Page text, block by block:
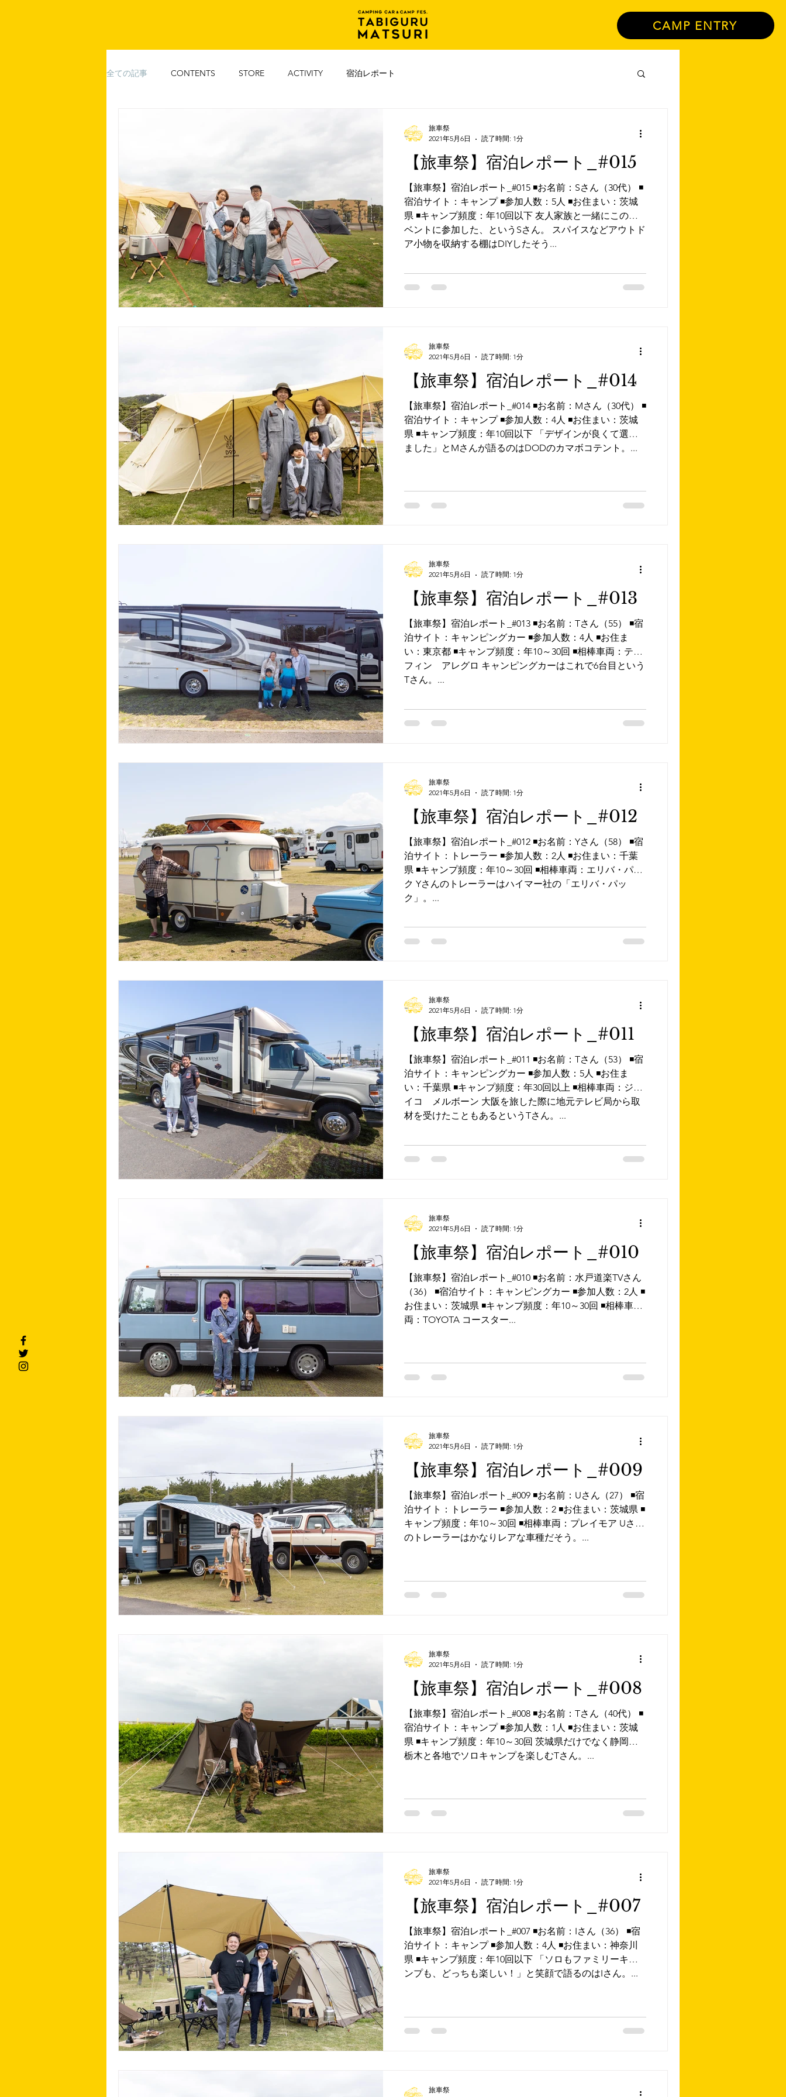
CAMP ENTRY
全ての記事 CONTENTS STORE ACTIVITY 宿泊レポート
【旅車祭】宿泊レポート_#015
【旅車祭】宿泊レポート_#015 ◾️お名前：Sさん（30代） ◾️
宿泊サイト：キャンプ ◾️参加人数：5人 ◾️お住まい：茨城
県 ◾️キャンプ頻度：年10回以下 友人家族と一緒にこのイ
ベントに参加した、というSさん。 スパイスなどアウトド
ア小物を収納する棚はDIYしたそう...
旅車祭
2021年5月6日
読了時間: 1分
【旅車祭】宿泊レポート_#014
【旅車祭】宿泊レポート_#014 ◾️お名前：Mさん（30代） ◾️
宿泊サイト：キャンプ ◾️参加人数：4人 ◾️お住まい：茨城
県 ◾️キャンプ頻度：年10回以下 「デザインが良くて選び
ました」とMさんが語るのはDODのカマボコテント。...
旅車祭
2021年5月6日
読了時間: 1分
【旅車祭】宿泊レポート_#013
【旅車祭】宿泊レポート_#013 ◾️お名前：Tさん（55） ◾️宿
泊サイト：キャンピングカー ◾️参加人数：4人 ◾️お住ま
い：東京都 ◾️キャンプ頻度：年10～30回 ◾️相棒車両：ティ
フィン アレグロ キャンピングカーはこれで6台目という
Tさん。...
旅車祭
2021年5月6日
読了時間: 1分
【旅車祭】宿泊レポート_#012
【旅車祭】宿泊レポート_#012 ◾️お名前：Yさん（58） ◾️宿
泊サイト：トレーラー ◾️参加人数：2人 ◾️お住まい：千葉
県 ◾️キャンプ頻度：年10～30回 ◾️相棒車両：エリバ・パッ
ク Yさんのトレーラーはハイマー社の「エリバ・パッ
ク」。...
旅車祭
2021年5月6日
読了時間: 1分
【旅車祭】宿泊レポート_#011
【旅車祭】宿泊レポート_#011 ◾️お名前：Tさん（53） ◾️宿
泊サイト：キャンピングカー ◾️参加人数：5人 ◾️お住ま
い：千葉県 ◾️キャンプ頻度：年30回以上 ◾️相棒車両：ジェ
イコ メルボーン 大阪を旅した際に地元テレビ局から取
材を受けたこともあるというTさん。...
旅車祭
2021年5月6日
読了時間: 1分
【旅車祭】宿泊レポート_#010
【旅車祭】宿泊レポート_#010 ◾️お名前：水戸道楽TVさん
（36） ◾️宿泊サイト：キャンピングカー ◾️参加人数：2人 ◾️
お住まい：茨城県 ◾️キャンプ頻度：年10～30回 ◾️相棒車
両：TOYOTA コースター...
旅車祭
2021年5月6日
読了時間: 1分
【旅車祭】宿泊レポート_#009
【旅車祭】宿泊レポート_#009 ◾️お名前：Uさん（27） ◾️宿
泊サイト：トレーラー ◾️参加人数：2 ◾️お住まい：茨城県 ◾️
キャンプ頻度：年10～30回 ◾️相棒車両：プレイモア Uさん
のトレーラーはかなりレアな車種だそう。...
旅車祭
2021年5月6日
読了時間: 1分
【旅車祭】宿泊レポート_#008
【旅車祭】宿泊レポート_#008 ◾️お名前：Tさん（40代） ◾️
宿泊サイト：キャンプ ◾️参加人数：1人 ◾️お住まい：茨城
県 ◾️キャンプ頻度：年10～30回 茨城県だけでなく静岡、
栃木と各地でソロキャンプを楽しむTさん。...
旅車祭
2021年5月6日
読了時間: 1分
【旅車祭】宿泊レポート_#007
【旅車祭】宿泊レポート_#007 ◾️お名前：Iさん（36） ◾️宿
泊サイト：キャンプ ◾️参加人数：4人 ◾️お住まい：神奈川
県 ◾️キャンプ頻度：年10回以下 「ソロもファミリーキャ
ンプも、どっちも楽しい！」と笑顔で語るのはIさん。...
旅車祭
2021年5月6日
読了時間: 1分
旅車祭